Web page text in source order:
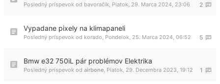
2
Posledný príspevok od bavoračik Piatok, 29. Marca 2024, 23:06
Vypadane pixely na klimapaneli
5
Posledný príspevok od korado Pondelok, 25. Marca 2024, 06:52
Bmw e32 750iL pár problémov Elektrika
1
Posledný príspevok od airbone Piatok, 29. Decembra 2023, 19:12